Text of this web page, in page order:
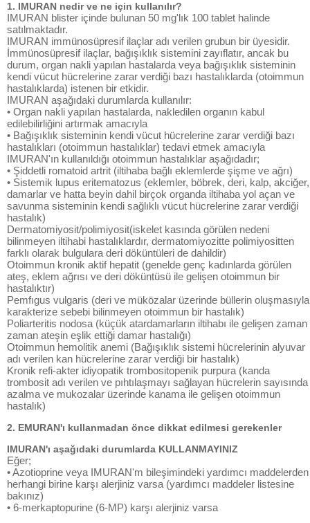
1. IMURAN nedir ve ne için kullanılır?
IMURAN blister içinde bulunan 50 mg'lık 100 tablet halinde
satılmaktadır.
IMURAN immünosüpresif ilaçlar adı verilen grubun bir üyesidir.
İmmünosüpresif ilaçlar, bağışıklık sistemini zayıflatır, ancak bu
durum, organ nakli yapılan hastalarda veya bağışıklık sisteminin
kendi vücut hücrelerine zarar verdiği bazı hastalıklarda (otoimmun
hastalıklarda) istenen bir etkidir.
IMURAN aşağıdaki durumlarda kullanılır:
• Organ nakli yapılan hastalarda, nakledilen organın kabul
edilebilirliğini artırmak amacıyla
• Bağışıklık sisteminin kendi vücut hücrelerine zarar verdiği bazı
hastalıkları (otoimmun hastalıklar) tedavi etmek amacıyla
IMURAN'ın kullanıldığı otoimmun hastalıklar aşağıdadır;
• Şiddetli romatoid artrit (iltihaba bağlı eklemlerde şişme ve ağrı)
• Sistemik lupus eritematozus (eklemler, böbrek, deri, kalp, akciğer,
damarlar ve hatta beyin dahil birçok organda iltihaba yol açan ve
savunma sisteminin kendi sağlıklı vücut hücrelerine zarar verdiği
hastalık)
Dermatomiyosit/polimiyosit(iskelet kasında görülen nedeni
bilinmeyen iltihabi hastalıklardır, dermatomiyozitte polimiyositten
farklı olarak bulgulara deri döküntüleri de dahildir)
Otoimmun kronik aktif hepatit (genelde genç kadınlarda görülen
ateş, eklem ağrısı ve deri döküntüsü ile gelişen otoimmun bir
hastalıktır)
Pemfıgus vulgaris (deri ve müközalar üzerinde büllerin oluşmasıyla
karakterize sebebi bilinmeyen otoimmun bir hastalık)
Poliarteritis nodosa (küçük atardamarların iltihabı ile gelişen zaman
zaman ateşin eşlik ettiği damar hastalığı)
Otoimmun hemolitik anemi (Bağışıklık sistemi hücrelerinin alyuvar
adı verilen kan hücrelerine zarar verdiği bir hastalık)
Kronik refi-akter idiyopatik trombositopenik purpura (kanda
trombosit adı verilen ve pıhtılaşmayı sağlayan hücrelerin sayısında
azalma ve mukozalar üzerinde kanama ile gelişen otoimmun
hastalık)
2. EMURAN'ı kullanmadan önce dikkat edilmesi gerekenler
IMURAN'ı aşağıdaki durumlarda KULLANMAYINIZ
Eğer;
• Azotioprine veya IMURAN'm bileşimindeki yardımcı maddelerden
herhangi birine karşı alerjiniz varsa (yardımcı maddeler listesine
bakınız)
• 6-merkaptopurine (6-MP) karşı alerjiniz varsa